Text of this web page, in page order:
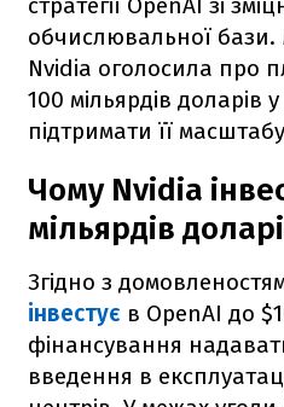
обчислювальної бази.
Nvidia оголосила про
100 мільярдів доларів
підтримати її
Чому Nvidia
мільярдів
Згідно з
інвестує в OpenAI до
фінансування
введення в